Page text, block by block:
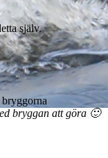
själv.
bryggan att göra 🙂